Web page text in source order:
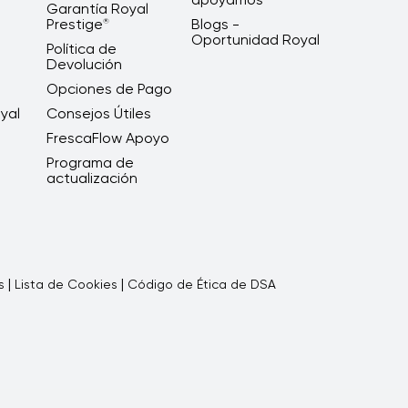
Garantía Royal
Prestige®
Política de
Devolución
Opciones de Pago
Consejos Útiles
FrescaFlow Apoyo
Programa de
actualización
Blogs -
Oportunidad Royal
| Lista de Cookies | Código de Ética de DSA